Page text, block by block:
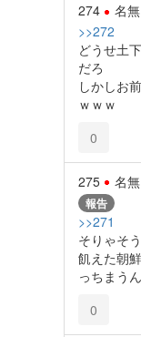
274 名
>>272
どうせ土
だろ
しかしお
ｗｗｗ
0
275 名
報告
>>271
そりゃそう
飢えた朝
っちまう
0